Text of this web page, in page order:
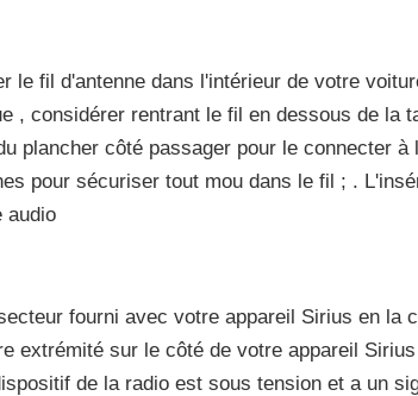
le fil d'antenne dans l'intérieur de votre
, considérer rentrant le fil en dessous de la
plancher côté passager pour le connecter à
pour sécuriser tout mou dans le fil ; .
audio
fourni avec votre appareil Sirius en la
extrémité sur le côté de votre appareil
de la radio est sous tension et a un